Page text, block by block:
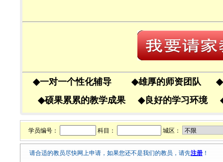
◆一对一个性化辅导 ◆雄厚的师资团队 ◆
◆硕果累累的教学成果 ◆良好的学习环境
学员编号： 科目： 城区：
请合适的教员尽快网上申请，如果您还不是我们的教员，请先注册 ！